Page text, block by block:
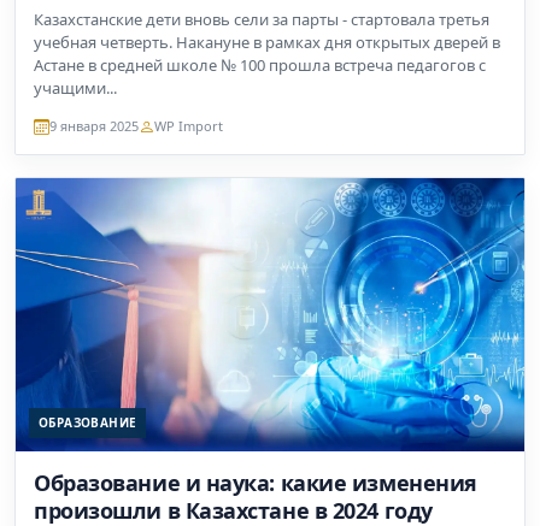
Казахстанские дети вновь сели за парты - стартовала третья
учебная четверть. Накануне в рамках дня открытых дверей в
Астане в средней школе № 100 прошла встреча педагогов с
учащими...
9 января 2025 WP Import
ОБРАЗОВАНИЕ
Образование и наука: какие изменения
произошли в Казахстане в 2024 году